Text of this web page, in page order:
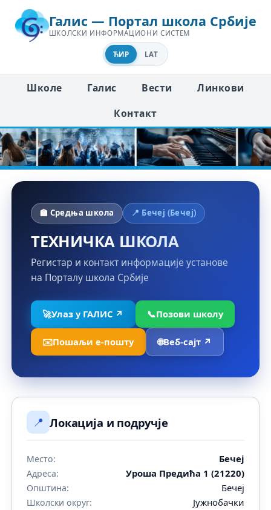
Галис — Портал школа Србије
ШКОЛСКИ ИНФОРМАЦИОНИ СИСТЕМ
ЋИР LAT
Школе Галис Вести
Линкови
Контакт
🏫 Средња школа 📍 Бечеј (Бечеј)
ТЕХНИЧКА ШКОЛА
Регистар и контакт информације установе
на Порталу школа Србије
🚀Улаз у ГАЛИС ↗ 📞Позови школу
✉️Пошаљи е-пошту 🌐Веб-сајт ↗
📍 Локација и подручје
Место: Бечеј
Адреса: Уроша Предића 1 (21220)
Општина: Бечеј
Школски округ: Јужнобачки